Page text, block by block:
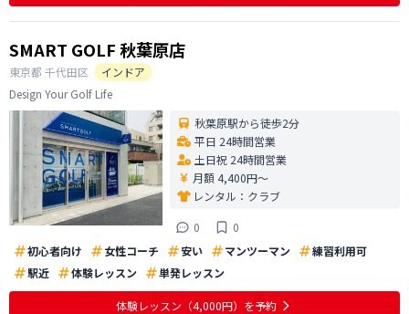
SMART GOLF 秋葉原店
東京都 千代田区
インドア
Design Your Golf Life
秋葉原駅から徒歩2分
平日 24時間営業
土日祝 24時間営業
月額 4,400円〜
レンタル： クラブ
0
0
初心者向け
女性コーチ 安い マンツーマン
練習利用可
駅近
体験レッスン 単発レッスン
体験レッスン （4,000円） を予約